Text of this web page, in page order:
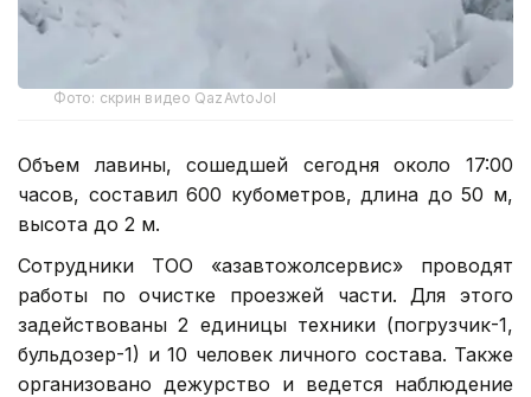
Фото: скрин видео QazAvtoJol
Объем лавины, сошедшей сегодня около 17:00
часов, составил 600 кубометров, длина до 50 м,
высота до 2 м.
Сотрудники ТОО «Қазавтожолсервис» проводят
работы по очистке проезжей части. Для этого
задействованы 2 единицы техники (погрузчик-1,
бульдозер-1) и 10 человек личного состава. Также
организовано дежурство и ведется наблюдение